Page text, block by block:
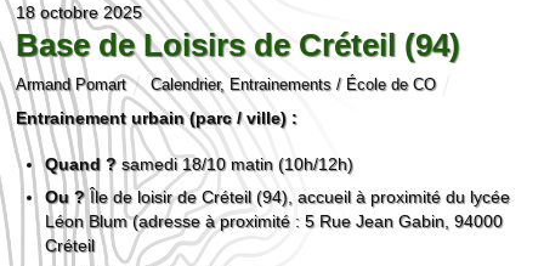
18 octobre 2025
Base de Loisirs de Créteil (94)
Armand Pomart Calendrier, Entrainements / École de CO
Entrainement urbain (parc / ville) :
Quand ? samedi 18/10 matin (10h/12h)
Ou ?Île de loisir de Créteil (94), accueil à proximité du lycée
Léon Blum (adresse à proximité : 5 Rue Jean Gabin, 94000
Créteil